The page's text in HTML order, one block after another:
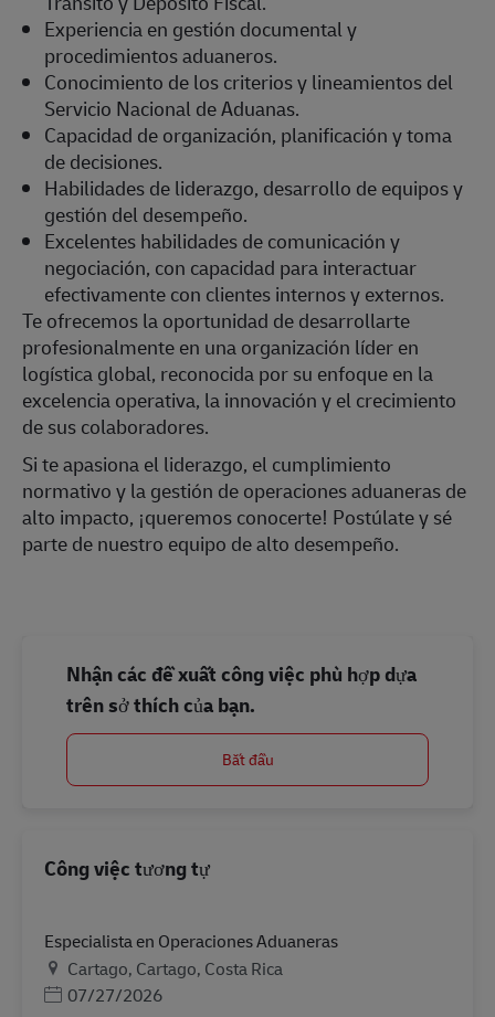
Experiencia en gestión documental y
procedimientos aduaneros.
Conocimiento de los criterios y lineamientos del
Servicio Nacional de Aduanas.
Capacidad de organización, planificación y toma
de decisiones.
Habilidades de liderazgo, desarrollo de equipos y
gestión del desempeño.
Excelentes habilidades de comunicación y
negociación, con capacidad para interactuar
efectivamente con clientes internos y externos.
Te ofrecemos la oportunidad de desarrollarte
profesionalmente en una organización líder en
logística global, reconocida por su enfoque en la
excelencia operativa, la innovación y el crecimiento
de sus colaboradores.
Si te apasiona el liderazgo, el cumplimiento
normativo y la gestión de operaciones aduaneras de
alto impacto, ¡queremos conocerte! Postúlate y sé
parte de nuestro equipo de alto desempeño.
Nhận các đề xuất công việc phù hợp dựa
trên sở thích của bạn.
Bắt đầu
Công việc tương tự
Especialista en Operaciones Aduaneras
Địa điểm
Cartago, Cartago, Costa Rica
Posted Date
07/27/2026